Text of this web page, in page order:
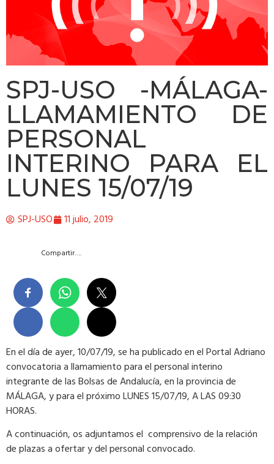
SPJ-USO -MÁLAGA-
LLAMAMIENTO DE
PERSONAL
INTERINO PARA EL
LUNES 15/07/19
SPJ-USO 11 julio, 2019
Compartir….
En el día de ayer, 10/07/19, se ha publicado en el Portal Adriano
convocatoria a llamamiento para el personal interino
integrante de las Bolsas de Andalucía, en la provincia de
MÁLAGA, y para el próximo LUNES 15/07/19, A LAS 09:30
HORAS.
A continuación, os adjuntamos el comprensivo de la relación
de plazas a ofertar y del personal convocado.